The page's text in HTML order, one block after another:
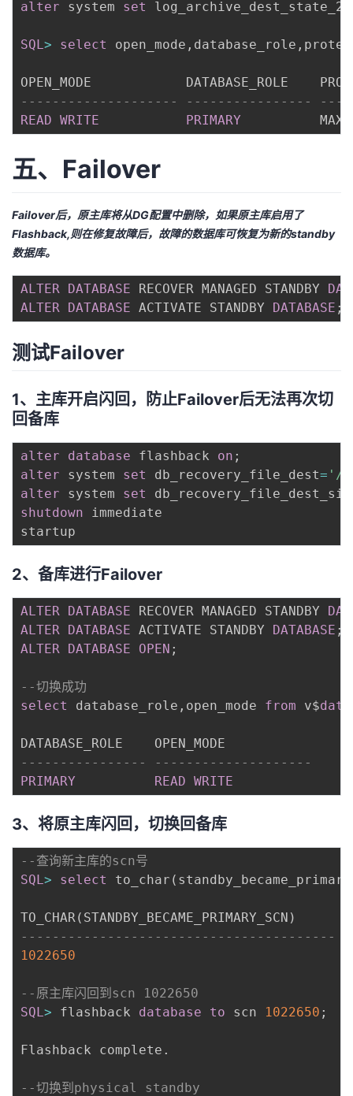
alter system set log_archive_dest_state_2
SQL > select open_mode , database_role ,
-------------------- ----------------
READ WRITE PRIMARY
五、Failover
Failover后，原主库将从DG配置中删除，如果原主库启用了
Flashback,则在修复故障后，故障的数据库可恢复为新的standby
数据库。
ALTER DATABASE RECOVER MANAGED STANDBY
ALTER
DATABASE ACTIVATE STANDBY DATABASE ;
测试Failover
1、主库开启闪回，防止Failover后无法再次切
回备库
alter database flashback on ;
alter system set db_recovery_file_dest= '/
alter system set
shutdown immediate
2、备库进行Failover
ALTER DATABASE RECOVER MANAGED STANDBY
ALTER
DATABASE ACTIVATE STANDBY DATABASE ;
ALTER
DATABASE OPEN ;
--切换成功
select
database_role , open_mode from v$
---------------- --------------------
PRIMARY
READ WRITE
3、将原主库闪回，切换回备库
--查询新主库的scn号
SQL> select to_char (
TO_CHAR( STANDBY_BECAME_PRIMARY_SCN )
----------------------------------------
1022650
--原主库闪回到scn 1022650
SQL> flashback database to scn 1022650 ;
Flashback complete .
--切换到physical standby